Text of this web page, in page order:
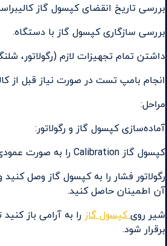
بررسی تاریخ انقضای کپسول گاز
بررسی سازگاری کپسول گاز با دستگاه.
داشتن تمام تجهیزات لازم (رگولاتور،
انجام بامپ تست در صورت نیاز قبل از
مراحل:
آماده‌سازی کپسول گاز و رگولاتور:
کپسول گاز Calibration را به صورت عمودی قرار دهید.
رگولاتور فشار را به کپسول گاز وصل
آن اطمینان حاصل کنید.
شیر رویکپسول گاز را به آرامی باز
برقرار شود.